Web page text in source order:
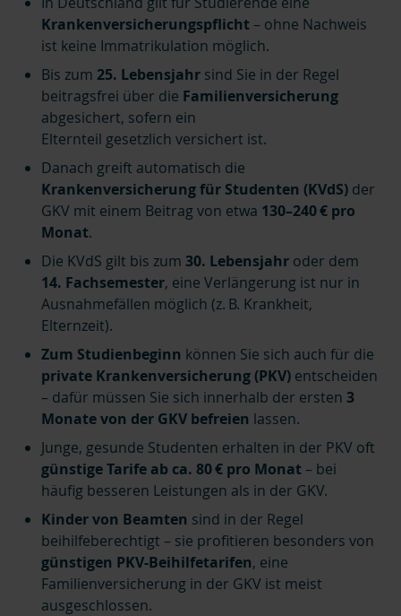
Krankenversicherungspflicht – ohne Nachweis
ist keine Immatrikulation möglich.
Bis zum 25. Lebensjahr sind Sie in der Regel
beitragsfrei über die Familienversicherung
abgesichert, sofern ein
Elternteil gesetzlich versichert ist.
Danach greift automatisch die
Krankenversicherung für Studenten (KVdS) der
GKV mit einem Beitrag von etwa 130–240 € pro
Monat.
Die KVdS gilt bis zum 30. Lebensjahr oder dem
14. Fachsemester, eine Verlängerung ist nur in
Ausnahmefällen möglich (z. B. Krankheit,
Elternzeit).
Zum Studienbeginn können Sie sich auch für die
private Krankenversicherung (PKV) entscheiden
– dafür müssen Sie sich innerhalb der ersten 3
Monate von der GKV befreien lassen.
Junge, gesunde Studenten erhalten in der PKV oft
günstige Tarife ab ca. 80 € pro Monat – bei
häufig besseren Leistungen als in der GKV.
Kinder von Beamten sind in der Regel
beihilfeberechtigt – sie profitieren besonders von
günstigen PKV-Beihilfetarifen, eine
Familienversicherung in der GKV ist meist
ausgeschlossen.